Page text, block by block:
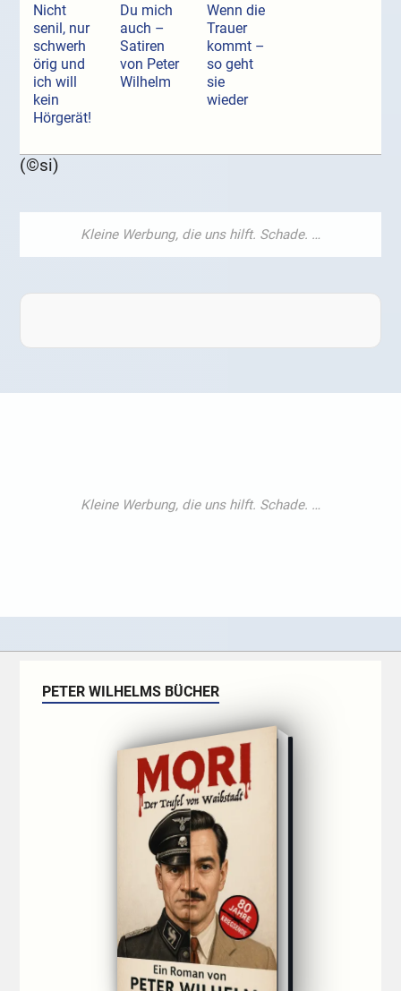
Nicht
senil, nur
schwerh
örig und
ich will
kein
Hörgerät!
Du mich
auch –
Satiren
von Peter
Wilhelm
Wenn die
Trauer
kommt –
so geht
sie
wieder
(©si)
PETER WILHELMS BÜCHER